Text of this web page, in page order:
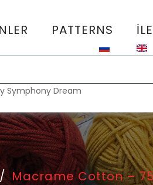
PATTERNS
Symphony Dream
Macrame Cotton –